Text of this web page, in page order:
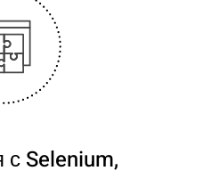
с Selenium,